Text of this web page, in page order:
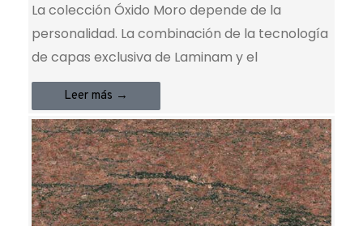
La colección Óxido Moro depende de la
personalidad. La combinación de la tecnología
de capas exclusiva de Laminam y el
Leer más →